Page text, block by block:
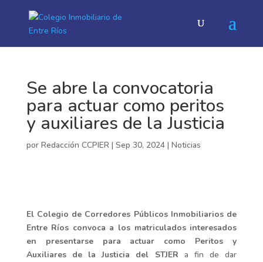
Se abre la convocatoria
para actuar como peritos
y auxiliares de la Justicia
por Redacción CCPIER| Sep 30, 2024| Noticias
El Colegio de Corredores Públicos Inmobiliarios de
Entre Ríos convoca a los matriculados interesados
en presentarse para actuar como Peritos y
Auxiliares de la Justicia del STJER a fin de dar